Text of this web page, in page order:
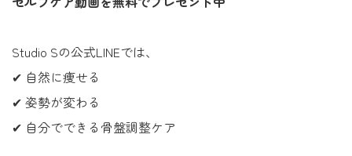
Studio Sの公式LINEでは、
✔ 自然に痩せる
✔ 姿勢が変わる
✔ 自分でできる骨盤調整ケア